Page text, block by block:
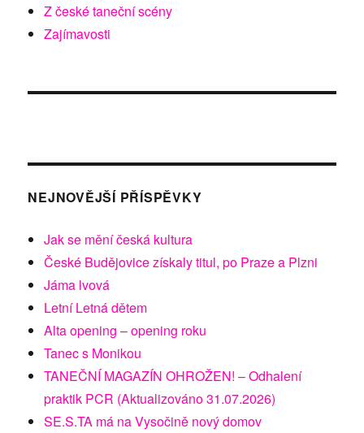
Z české taneční scény
Zajímavosti
NEJNOVĚJŠÍ PŘÍSPĚVKY
Jak se mění česká kultura
České Budějovice získaly titul, po Praze a Plzni
Jáma lvová
Letní Letná dětem
Alta opening – opening roku
Tanec s Monikou
TANEČNÍ MAGAZÍN OHROŽEN! – Odhalení
praktik PCR (Aktualizováno 31.07.2026)
SE.S.TA má na Vysočině nový domov